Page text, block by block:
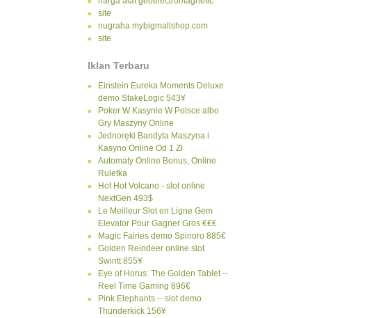
site
nugraha mybigmallshop.com
site
Iklan Terbaru
Einstein Eureka Moments Deluxe
demo StakeLogic 543¥
Poker W Kasynie W Polsce albo
Gry Maszyny Online
Jednoręki Bandyta Maszyna i
Kasyno Online Od 1 Zł
Automaty Online Bonus, Online
Ruletka
Hot Hot Volcano - slot online
NextGen 493$
Le Meilleur Slot en Ligne Gem
Elevator Pour Gagner Gros €€€
Magic Fairies demo Spinoro 885€
Golden Reindeer online slot
Swintt 855¥
Eye of Horus: The Golden Tablet --
Reel Time Gaming 896€
Pink Elephants -- slot demo
Thunderkick 156¥